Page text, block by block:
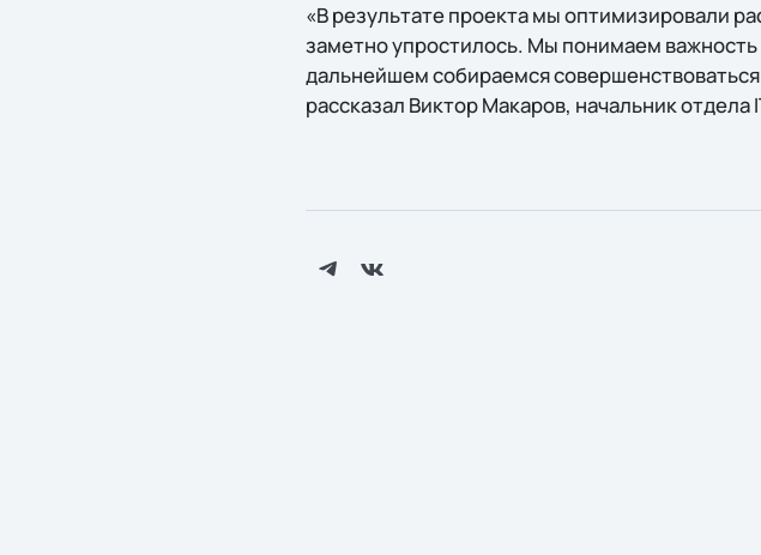
«В результате проекта мы оптимизировали
заметно упростилось. Мы понимаем
дальнейшем собираемся
рассказал Виктор Макаров, начальник отдела